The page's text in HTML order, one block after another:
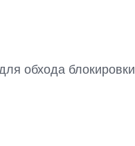
обхода блокировки